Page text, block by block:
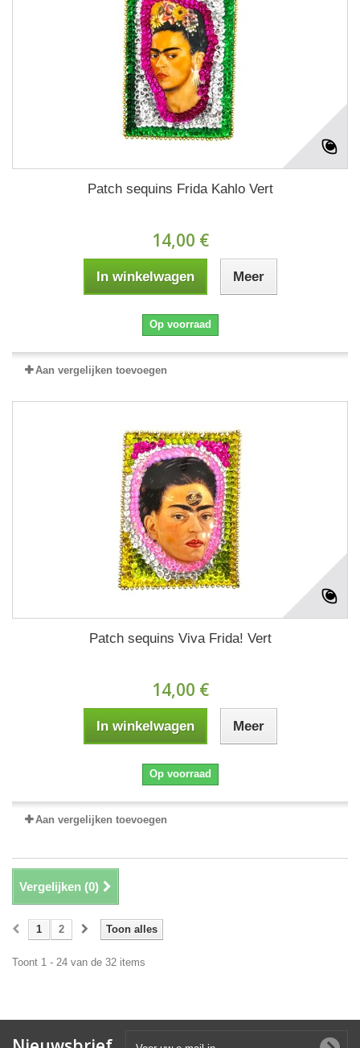
Patch sequins Frida Kahlo Vert
14,00 €
In winkelwagen Meer
Op voorraad
Aan vergelijken toevoegen
Patch sequins Viva Frida! Vert
14,00 €
In winkelwagen Meer
Op voorraad
Aan vergelijken toevoegen
Vergelijken (0)
Toon alles
1 2
Toont 1 - 24 van de 32 items